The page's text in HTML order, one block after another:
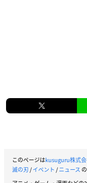
このページはkusuguru株式
滅の刃/イベント /ニュース